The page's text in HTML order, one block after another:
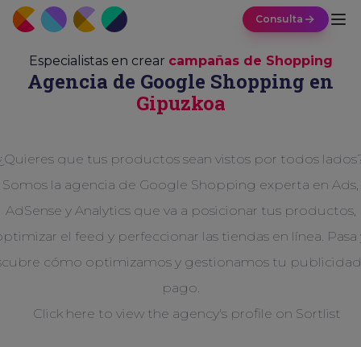
Consulta
Especialistas en crear campañas de Shopping
Agencia de Google Shopping en
Gipuzkoa
que tus productos sean vistos por todos
Somos la agencia de Google Shopping experta en Ads,
AdSense y Analytics que va a posicionar tus productos,
el feed y perfeccionar las tiendas en línea. Pasa
cómo optimizamos y gestionamos tu
pago.